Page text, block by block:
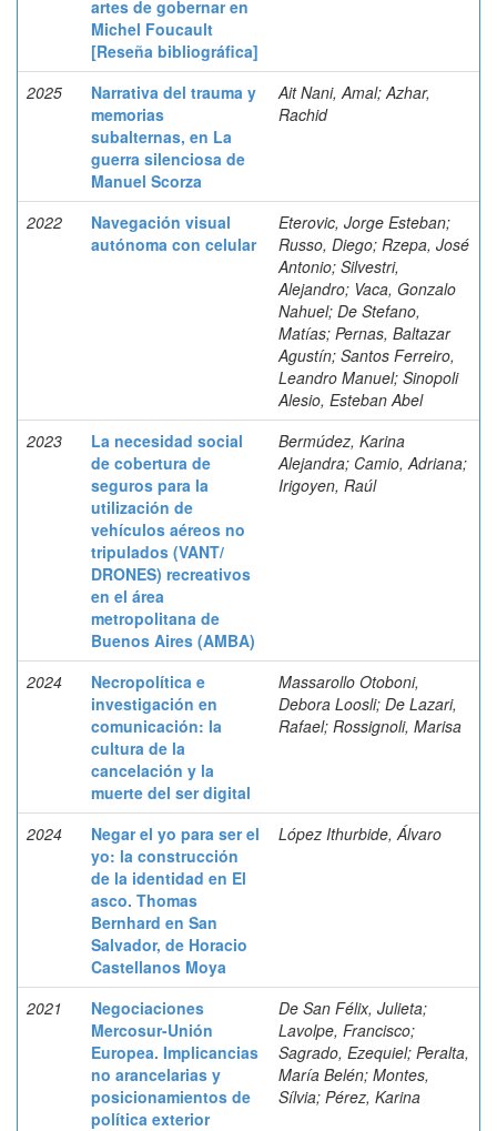
artes de gobernar en
Michel Foucault
[Reseña bibliográfica]
2025
Narrativa del trauma y
memorias
subalternas, en La
guerra silenciosa de
Manuel Scorza
Ait Nani, Amal; Azhar,
Rachid
2022
Navegación visual
autónoma con celular
Eterovic, Jorge Esteban;
Russo, Diego; Rzepa, José
Antonio; Silvestri,
Alejandro; Vaca, Gonzalo
Nahuel; De Stefano,
Matías; Pernas, Baltazar
Agustín; Santos Ferreiro,
Leandro Manuel; Sinopoli
Alesio, Esteban Abel
2023
La necesidad social
de cobertura de
seguros para la
utilización de
vehículos aéreos no
tripulados (VANT/
DRONES) recreativos
en el área
metropolitana de
Buenos Aires (AMBA)
Bermúdez, Karina
Alejandra; Camio, Adriana;
Irigoyen, Raúl
2024
Necropolítica e
investigación en
comunicación: la
cultura de la
cancelación y la
muerte del ser digital
Massarollo Otoboni,
Debora Loosli; De Lazari,
Rafael; Rossignoli, Marisa
2024
Negar el yo para ser el
yo: la construcción
de la identidad en El
asco. Thomas
Bernhard en San
Salvador, de Horacio
Castellanos Moya
López Ithurbide, Álvaro
2021
Negociaciones
Mercosur-Unión
Europea. Implicancias
no arancelarias y
posicionamientos de
política exterior
De San Félix, Julieta;
Lavolpe, Francisco;
Sagrado, Ezequiel; Peralta,
María Belén; Montes,
Sílvia; Pérez, Karina